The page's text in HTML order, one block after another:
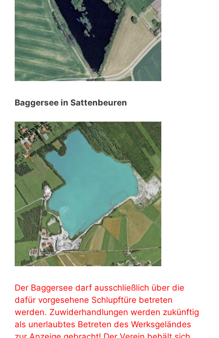
Baggersee in Sattenbeuren
Der Baggersee darf ausschließlich über die
dafür vorgesehene Schlupftüre betreten
werden. Zuwiderhandlungen werden zukünftig
als unerlaubtes Betreten des Werksgeländes